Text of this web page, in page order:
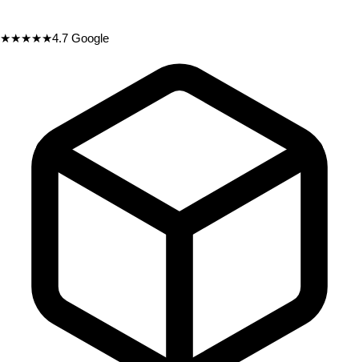
★★★★★4.7 Google